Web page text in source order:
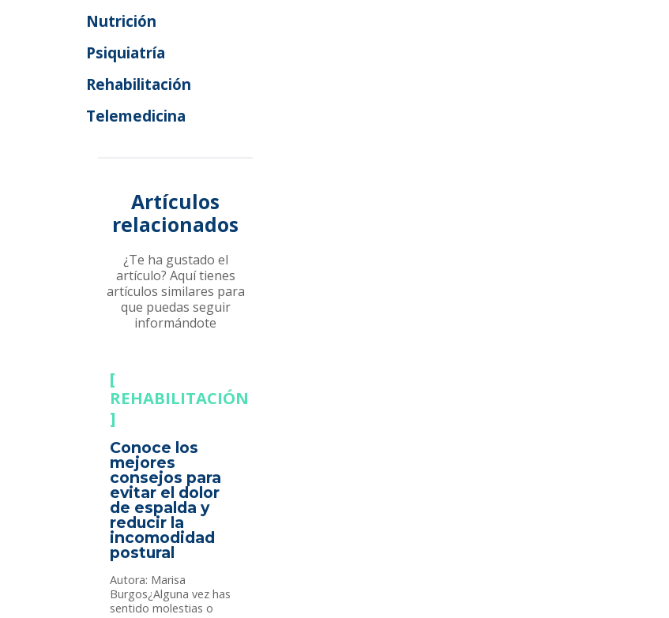
Nutrición
Psiquiatría
Rehabilitación
Telemedicina
Artículos
relacionados
¿Te ha gustado el
artículo? Aquí tienes
artículos similares para
que puedas seguir
informándote
REHABILITACIÓN
Conoce los
mejores
consejos para
evitar el dolor
de espalda y
reducir la
incomodidad
postural
Autora: Marisa
Burgos¿Alguna vez has
sentido molestias o